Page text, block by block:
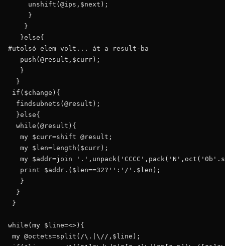
     unshift(@ips,$next);
     }
    }
   }else{
#utolsó elem volt... át a result-ba
   push(@result,$curr);
   }
  }
if($change){
  findsubnets(@result);
  }else{
  while(@result){
   my $curr=shift @result;
   my $len=length($curr);
my $addr=join
   print $addr.($len==32?'':'/'.$len);
   }
  }
}
while(my $line=<>){
my @octets=split(/\.|\//,$line);